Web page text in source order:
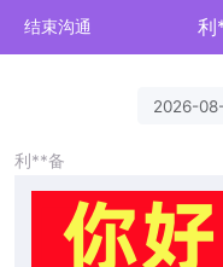
结束沟通 利
2026-
利**备